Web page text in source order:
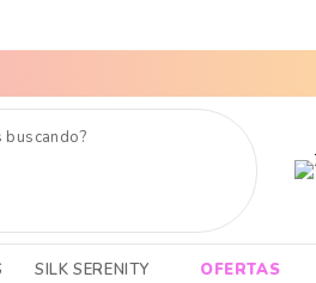
SILK SERENITY OFERTAS